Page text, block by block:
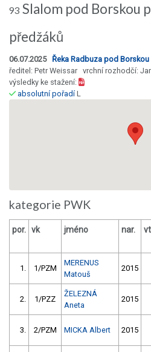
93 Slalom pod Borskou
předžáků
06.07.2025 Řeka Radbuza pod
ředitel: Petr Weissar vrchní rozhodčí:
výsledky ke stažení:
absolutní pořadíL
kategorie PWK
por. vk jméno nar. vt
1. 1/PZM
MERENUS
Matouš
2015
2. 1/PZZ
ŽELEZNÁ
Aneta
2015
3. 2/PZM MICKA Albert 2015